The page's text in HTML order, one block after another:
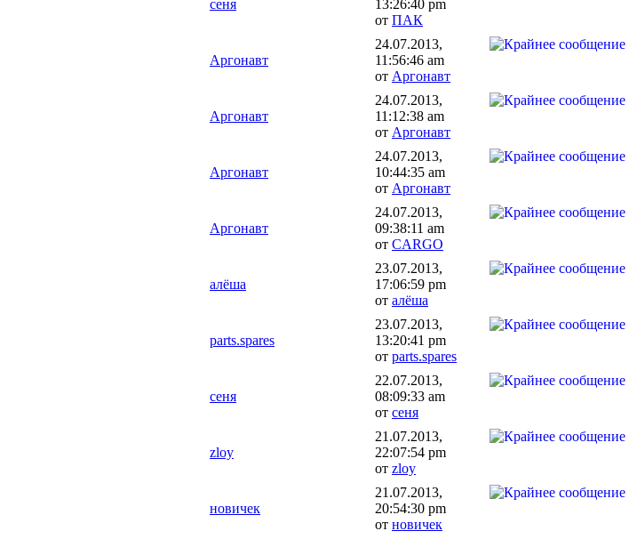
сеня
13:26:40 pm
от ПАК
Аргонавт
24.07.2013,
11:56:46 am
от Аргонавт
Аргонавт
24.07.2013,
11:12:38 am
от Аргонавт
Аргонавт
24.07.2013,
10:44:35 am
от Аргонавт
Аргонавт
24.07.2013,
09:38:11 am
от CARGO
алёша
23.07.2013,
17:06:59 pm
от алёша
parts.spares
23.07.2013,
13:20:41 pm
от parts.spares
сеня
22.07.2013,
08:09:33 am
от сеня
zloy
21.07.2013,
22:07:54 pm
от zloy
новичек
21.07.2013,
20:54:30 pm
от новичек